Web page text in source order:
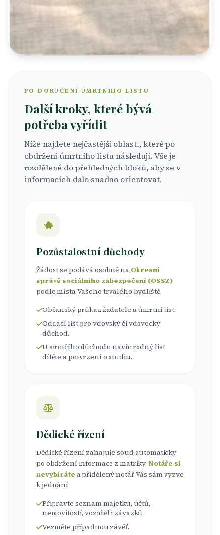
PO DORUČENÍ ÚMRTNÍHO LISTU
Další kroky, které bývá
potřeba vyřídit
Níže najdete nejčastější oblasti, které po
obdržení úmrtního listu následují. Vše je
rozdělené do přehledných bloků, aby se v
informacích dalo snadno orientovat.
Pozůstalostní důchody
Žádost se podává osobně na Okresní
správě sociálního zabezpečení (OSSZ)
podle místa Vašeho trvalého bydliště.
Občanský průkaz žadatele a úmrtní list.
Oddací list pro vdovský či vdovecký
důchod.
U sirotčího důchodu navíc rodný list
dítěte a potvrzení o studiu.
Dědické řízení
Dědické řízení zahajuje soud automaticky
po obdržení informace z matriky. Notáře si
nevybíráte a přidělený notář Vás sám vyzve
k jednání.
Připravte seznam majetku, účtů,
nemovitostí, vozidel i závazků.
Vezměte případnou závěť.